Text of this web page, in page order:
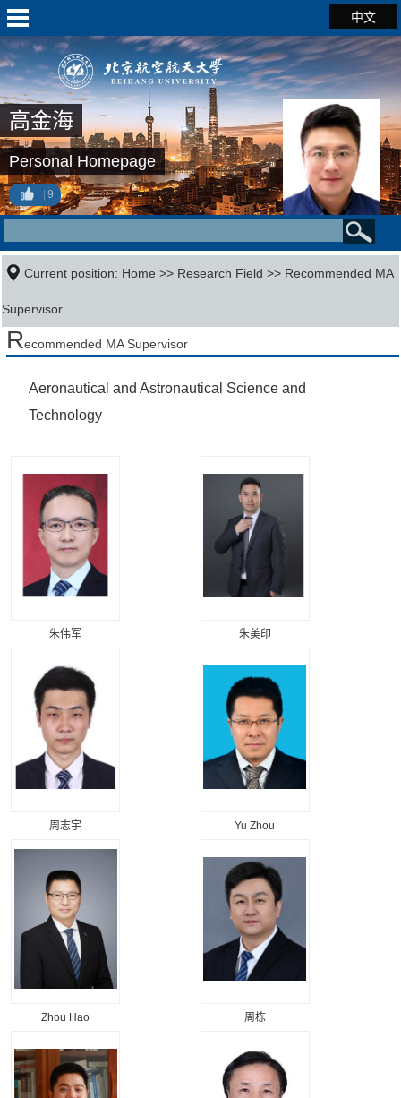
中文
高金海
Personal Homepage
9
Current position: Home >> Research Field >> Recommended MA
Supervisor
Recommended MA Supervisor
Aeronautical and Astronautical Science and
Technology
朱伟军 朱美印
周志宇 Yu Zhou
Zhou Hao 周栋